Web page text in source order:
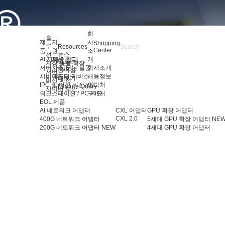
제
품
AI 서버 어댑터
서버 어댑터
서버 액세서리
IPC 및 머신 비전 카드
워크스테이션 / PC 카드
EOL 제품
AI 네트워크 어댑터
400G 네트워크 어댑터
200G 네트워크 어댑터 NEW
CXL 어댑터
CXL 2.0
GPU 확장 어댑터
5세대 GPU 확장 어댑터
4세대 GPU 확장 어댑터
솔
루
션
저장 용량 확장
서버
머신 비전
사이버 보안
지
원
지원 센터
자주 묻는 질문
애프터 서비스
Resources
뉴스
Video
용어집
배우기
Feature Query
회
사
소
개
회사소개
채용정보
연락처
구매처
Shopping
Center